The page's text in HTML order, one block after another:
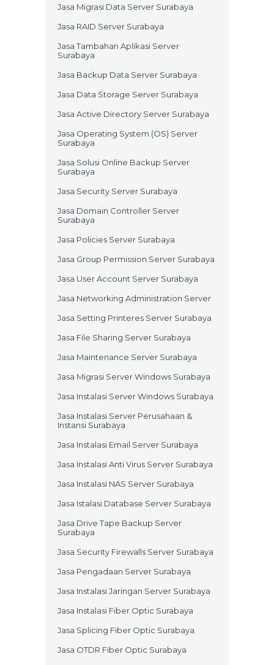
Jasa Migrasi Data Server Surabaya
Jasa RAID Server Surabaya
Jasa Tambahan Aplikasi Server
Surabaya
Jasa Backup Data Server Surabaya
Jasa Data Storage Server Surabaya
Jasa Active Directory Server Surabaya
Jasa Operating System (OS) Server
Surabaya
Jasa Solusi Online Backup Server
Surabaya
Jasa Security Server Surabaya
Jasa Domain Controller Server
Surabaya
Jasa Policies Server Surabaya
Jasa Group Permission Server Surabaya
Jasa User Account Server Surabaya
Jasa Networking Administration Server
Jasa Setting Printeres Server Surabaya
Jasa File Sharing Server Surabaya
Jasa Maintenance Server Surabaya
Jasa Migrasi Server Windows Surabaya
Jasa Instalasi Server Windows Surabaya
Jasa Instalasi Server Perusahaan &
Instansi Surabaya
Jasa Instalasi Email Server Surabaya
Jasa Instalasi Anti Virus Server Surabaya
Jasa Instalasi NAS Server Surabaya
Jasa Istalasi Database Server Surabaya
Jasa Drive Tape Backup Server
Surabaya
Jasa Security Firewalls Server Surabaya
Jasa Pengadaan Server Surabaya
Jasa Instalasi Jaringan Server Surabaya
Jasa Instalasi Fiber Optic Surabaya
Jasa Splicing Fiber Optic Surabaya
Jasa OTDR Fiber Optic Surabaya